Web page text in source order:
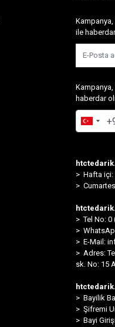
ile
haberdar
> Hafta içi:
>
> Tel No: 0
>
> E-Mail:
> Adres:
sk. No: 15
> Bayilik
> Şifremi
> Bayi